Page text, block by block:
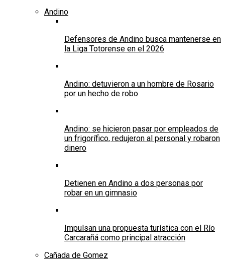
Andino
Defensores de Andino busca mantenerse en
la Liga Totorense en el 2026
Andino: detuvieron a un hombre de Rosario
por un hecho de robo
Andino: se hicieron pasar por empleados de
un frigorífico, redujeron al personal y robaron
dinero
Detienen en Andino a dos personas por
robar en un gimnasio
Impulsan una propuesta turística con el Río
Carcarañá como principal atracción
Cañada de Gomez